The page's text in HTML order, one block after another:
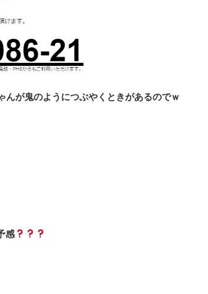
んが鬼のようにつぶやくときがあるのでｗ
感